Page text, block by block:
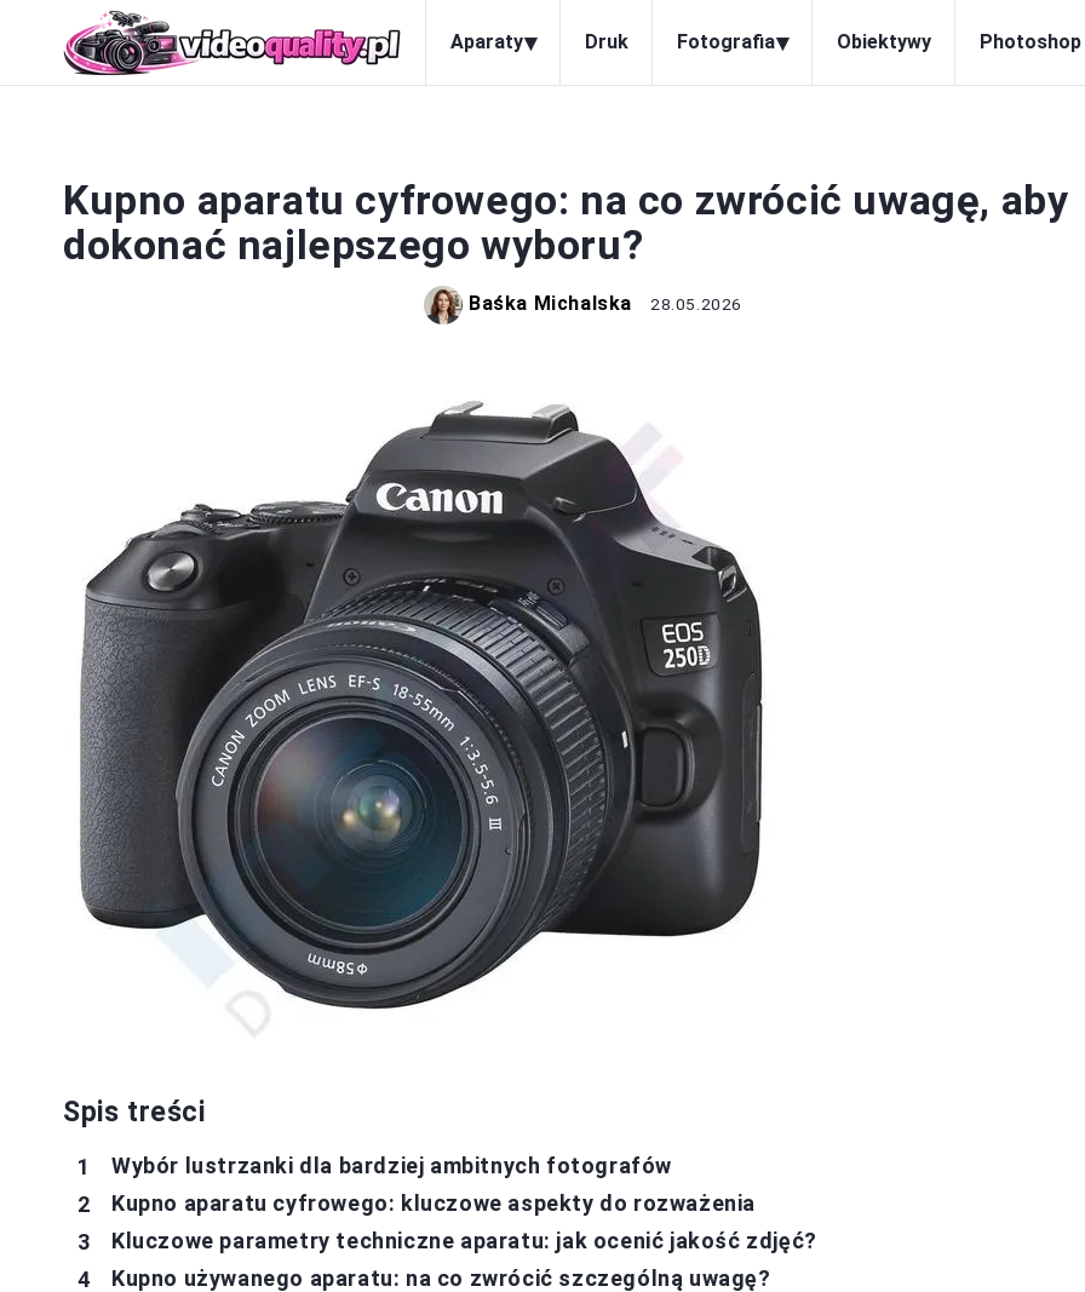
Aparaty▾ Druk Fotografia▾ Obiektywy Photoshop
Kupno aparatu cyfrowego: na co zwrócić uwagę, aby
dokonać najlepszego wyboru?
Baśka Michalska 28.05.2026
Spis treści
Wybór lustrzanki dla bardziej ambitnych fotografów
Kupno aparatu cyfrowego: kluczowe aspekty do rozważenia
Kluczowe parametry techniczne aparatu: jak ocenić jakość zdjęć?
Kupno używanego aparatu: na co zwrócić szczególną uwagę?